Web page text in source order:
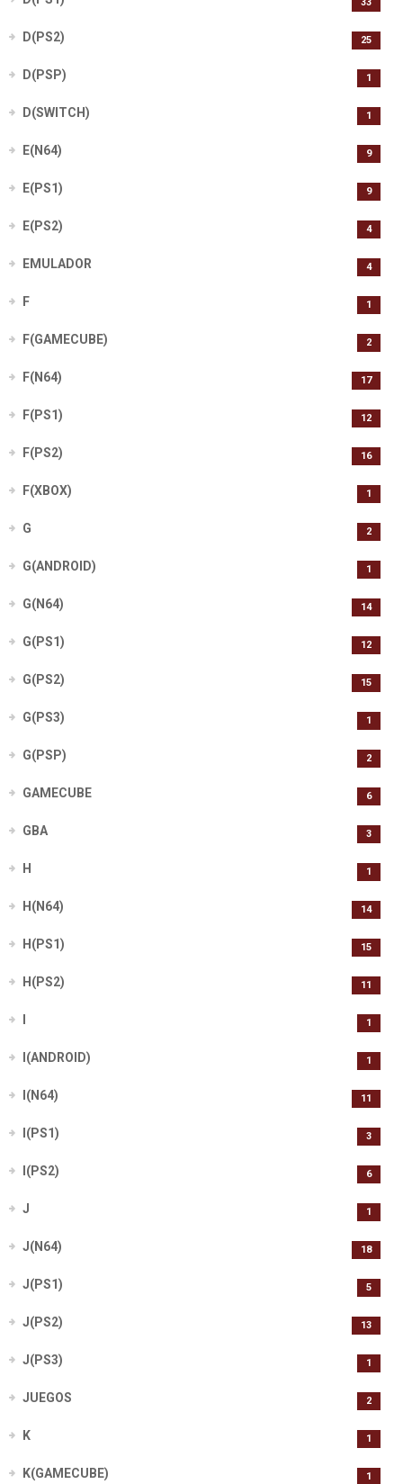
33
D(PS2) 25
D(PSP) 1
D(SWITCH) 1
E(N64) 9
E(PS1) 9
E(PS2) 4
EMULADOR 4
F 1
F(GAMECUBE) 2
F(N64) 17
F(PS1) 12
F(PS2) 16
F(XBOX) 1
G 2
G(ANDROID) 1
G(N64) 14
G(PS1) 12
G(PS2) 15
G(PS3) 1
G(PSP) 2
GAMECUBE 6
GBA 3
H 1
H(N64) 14
H(PS1) 15
H(PS2) 11
1
I(ANDROID) 1
I(N64) 11
I(PS1) 3
I(PS2) 6
J 1
J(N64) 18
J(PS1) 5
J(PS2) 13
J(PS3) 1
JUEGOS 2
K 1
K(GAMECUBE) 1